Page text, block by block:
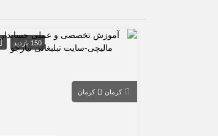
150 بازدید
کرمان کرمان